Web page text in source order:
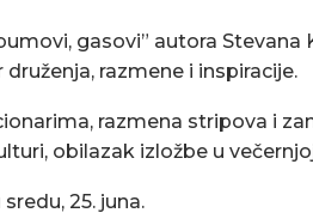
gasovi” autora
razmene i inspiracije.
razmena stripova i
obilazak izložbe u
25. juna.